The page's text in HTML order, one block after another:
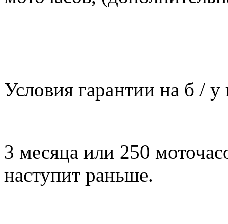
Условия гарантии на б /
3 месяца или 250
наступит раньше.